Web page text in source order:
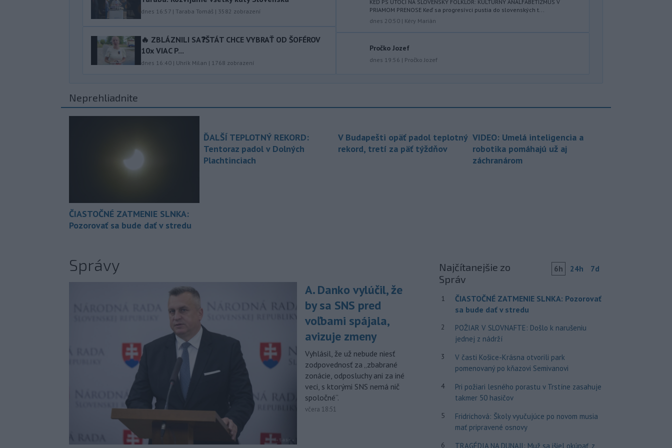
východného Slovenska. Vydal preto
výstrahu prvého stupňa.
11:18
požiada Národný bezpečnostný
(NBÚ) o nezávislé odborné posúdenie
horúčavy a nedostatok pitnej vody
Čaj a Vyšný Čaj v okrese Košice-okolie.
saudskoarabský Al-Fateh.
10:23 - Vo veku 94 rokov zomrela 29.
júla 2026 herečka a dlhoročná
členka Slovenského komorného
divadla (SKD) v Martine Helena
Sudická.
10:15 - Národná diaľničná
spoločnosť (NDS) ukončila výmenu
mostného záveru na ľavej strane
mosta Lanfranconi, ktorý je súčasťou
bratislavskej diaľnice D2.
dnes 16:57 | Taraba Tomáš | 3582 zobrazení
🔥 ZBLÁZNILI SA❓️ŠTÁT CHCE VYBRAŤ OD ŠOFÉROV
10x VIAC P...
dnes 16:40 | Uhrík Milan | 1768 zobrazení
KEĎ PS ÚTOČÍ NA SLOVENSKÝ FOLKLÓR: KULTÚRNY ANALFABETIZMUS V
PRIAMOM PRENOSE Keď sa progresívci pustia do slovenských t...
dnes 20:50 | Kéry Marián
Pročko Jozef
dnes 19:56 | Pročko Jozef
Neprehliadnite
ČIASTOČNÉ ZATMENIE SLNKA:
Pozorovať sa bude dať v stredu
ĎALŠÍ TEPLOTNÝ REKORD:
Tentoraz padol v Dolných
Plachtinciach
V Budapešti opäť padol teplotný
rekord, tretí za päť týždňov
VIDEO: Umelá inteligencia a
robotika pomáhajú už aj
záchranárom
Správy
A. Danko vylúčil, že
by sa SNS pred
voľbami spájala,
avizuje zmeny
Vyhlásil, že už nebude niesť
zodpovednosť za „zbabrané
zonácie, odposluchy ani za iné
veci, s ktorými SNS nemá nič
spoločné“.
včera 18:51
Najčítanejšie zo
Správ
6h 24h 7d
1
ČIASTOČNÉ ZATMENIE SLNKA: Pozorovať
sa bude dať v stredu
2
POŽIAR V SLOVNAFTE: Došlo k narušeniu
jednej z nádrží
3
V časti Košice-Krásna otvorili park
pomenovaný po kňazovi Semivanovi
4
Pri požiari lesného porastu v Trstíne zasahuje
takmer 50 hasičov
5
Fridrichová: Školy vyučujúce po novom musia
mať pripravené osnovy
6 TRAGÉDIA NA DUNAJI: Muž sa išiel okúpať, z